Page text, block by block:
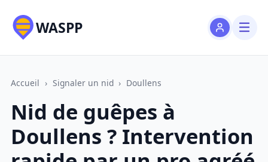
WASPP
Accueil › Signaler un nid › Doullens
Nid de guêpes à
Doullens ? Intervention